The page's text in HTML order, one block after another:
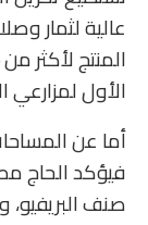
عالية لثمار
الأول
أما عن
فيؤكد الحاج
صنف البريفيو، ويؤكد زراعة